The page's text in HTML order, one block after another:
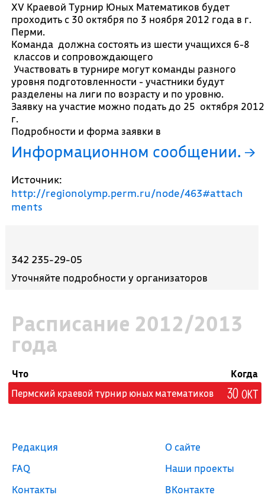
Расписание 2012/2013
года
Что
Когда
Пермский краевой турнир юных математиков
30 окт
XV Краевой Турнир Юных Математиков будет
проходить с 30 октября по 3 ноября 2012 года в г.
Перми.
Команда должна состоять из шести учащихся 6-8
классов и сопровождающего
Участвовать в турнире могут команды разного
уровня подготовленности - участники будут
разделены на лиги по возрасту и по уровню.
Заявку на участие можно подать до 25 октября 2012
г.
Подробности и форма заявки в
Информационном сообщении.
Источник:
http://regionolymp.perm.ru/node/463#attach
ments
342 235-29-05
Уточняйте подробности у организаторов
Редакция
FAQ
Контакты
О сайте
Наши проекты
ВКонтакте